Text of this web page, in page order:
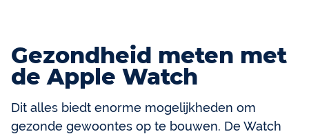
Gezondheid meten met
de Apple Watch
Dit alles biedt enorme mogelijkheden om
gezonde gewoontes op te bouwen. De Watch